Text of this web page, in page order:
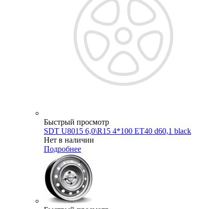
Быстрый просмотр
SDT U8015 6,0\R15 4*100 ET40 d60,1 black
Нет в наличии
Подробнее